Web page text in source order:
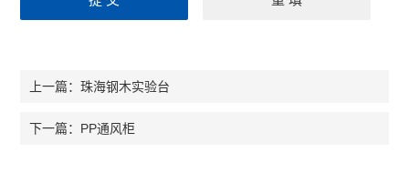
上一篇：珠海钢木实验台
下一篇： PP通风柜